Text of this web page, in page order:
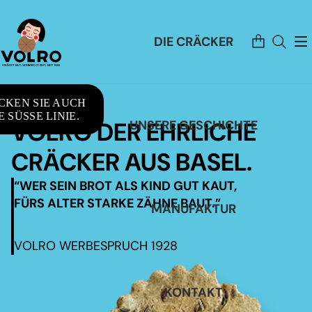
DIE CRÄCKER
UNSERE GESCHICHTE
MANUFAKTUR
KONTAKT
Artikel
im
Warenkorb
SIE AUCH
SÜSSE LINIE.
VOLRO DER EHRLICHE
CRÄCKER AUS BASEL.
“WER SEIN BROT ALS KIND GUT KAUT,
FÜRS ALTER STARKE ZÄHNE BAUT.”
VOLRO WERBESPRUCH 1928